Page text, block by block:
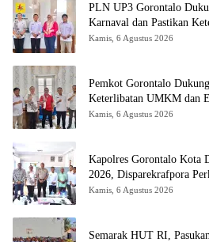
PLN UP3 Gorontalo
Karnaval dan Pastikan
Kamis, 6 Agustus 2026
Pemkot Gorontalo
Keterlibatan UMKM dan
Kamis, 6 Agustus 2026
Kapolres Gorontalo Kota
2026, Disparekrafpora
Kamis, 6 Agustus 2026
Semarak HUT RI,